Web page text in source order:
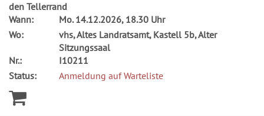
den Tellerrand
Wann:
Mo.14.12.2026, 18.30 Uhr
Wo:
vhs, Altes Landratsamt, Kastell 5b, Alter
Sitzungssaal
Nr.:
I10211
Status:
Anmeldung auf Warteliste